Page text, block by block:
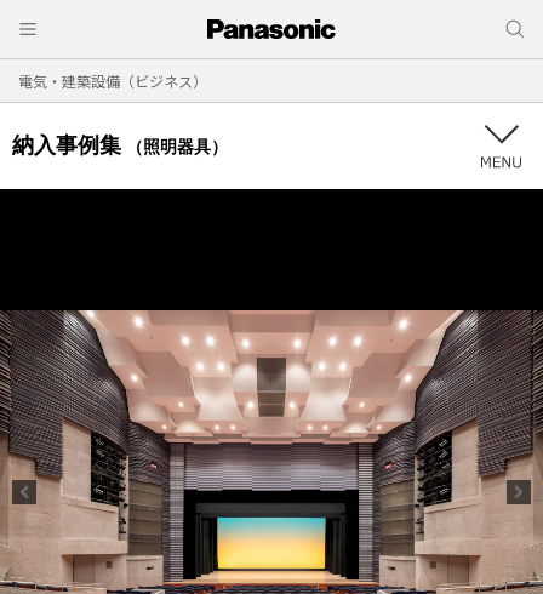
電気・建築設備（ビジネス）
納入事例集 （照明器具）